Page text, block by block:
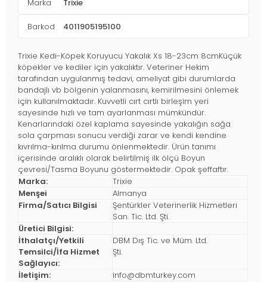
Marka Trixie
Barkod 4011905195100
Trixie Kedi-Köpek Koruyucu Yakalık Xs 18-23cm 8cmKüçük
köpekler ve kediler için yakalıktır. Veteriner Hekim
tarafından uygulanmış tedavi, ameliyat gibi durumlarda
bandajlı vb bölgenin yalanmasını, kemirilmesini önlemek
için kullanılmaktadır. Kuvvetli cırt cırtlı birleşim yeri
sayesinde hızlı ve tam ayarlanması mümkündür.
Kenarlarındaki özel kaplama sayesinde yakalığın sağa
sola çarpması sonucu verdiği zarar ve kendi kendine
kıvrılma-kırılma durumu önlenmektedir. Ürün tanımı
içerisinde aralıklı olarak belirtilmiş ilk ölçü Boyun
çevresi/Tasma Boyunu göstermektedir. Opak şeffaftır.
Marka:
Trixie
Menşei
Almanya
Firma/Satıcı Bilgisi
Şentürkler Veterinerlik Hizmetleri
San. Tic. Ltd. Şti.
Üretici Bilgisi:
İthalatçı/Yetkili
Temsilci/İfa Hizmet
Sağlayıcı:
DBM Dış Tic. ve Müm. Ltd.
Şti.
İletişim: info@dbmturkey.com